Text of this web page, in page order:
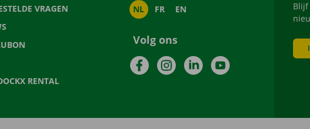
VRAGEN
RENTAL
NL FR EN
Volg ons
FacebookInstagramLinkedInYouTube
Blijf